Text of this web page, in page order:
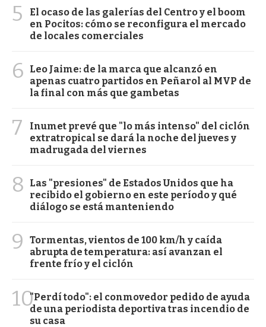
5
El ocaso de las galerías del Centro y el boom
en Pocitos: cómo se reconfigura el mercado
de locales comerciales
6
Leo Jaime: de la marca que alcanzó en
apenas cuatro partidos en Peñarol al MVP de
la final con más que gambetas
7
Inumet prevé que "lo más intenso" del ciclón
extratropical se dará la noche del jueves y
madrugada del viernes
8
Las "presiones" de Estados Unidos que ha
recibido el gobierno en este período y qué
diálogo se está manteniendo
9
Tormentas, vientos de 100 km/h y caída
abrupta de temperatura: así avanzan el
frente frío y el ciclón
10"Perdí todo": el conmovedor pedido de ayuda
de una periodista deportiva tras incendio de
su casa